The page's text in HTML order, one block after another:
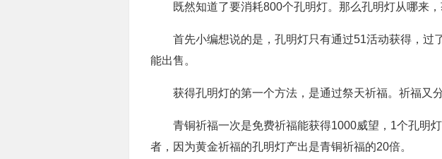
既然知道了要消耗800个孔明灯。那么孔明灯从哪来，
首先小编想说的是，孔明灯只有通过51活动获得，过
能出售。
获得孔明灯的第一个方法，是通过祭天祈福。祈福又分
青铜祈福一次是免费祈福能获得1000威望，1个孔明灯
者，因为黄金祈福的孔明灯产出是青铜祈福的20倍。